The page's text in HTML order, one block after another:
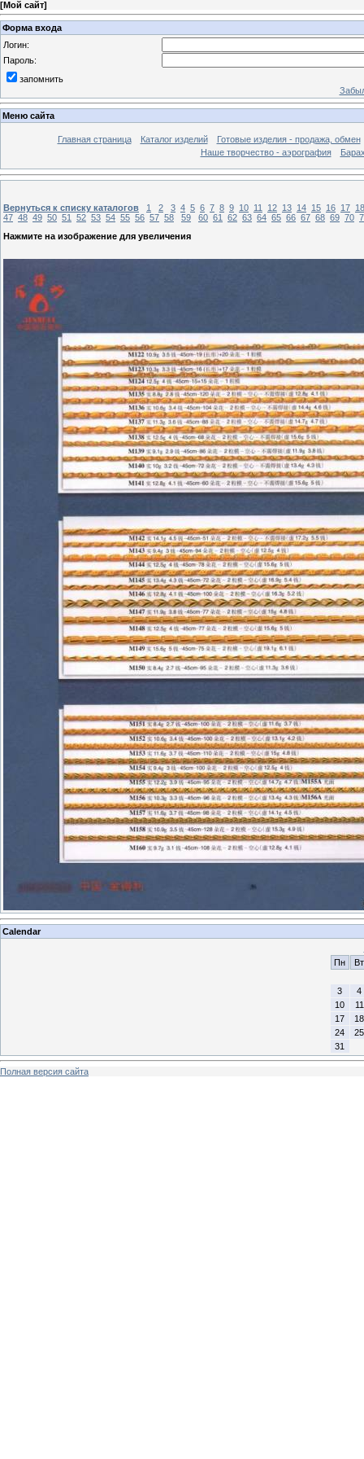
[Мой сайт]
Форма входа
Логин:
Пароль:
запомнить
Меню сайта
Главная страница Каталог изделий
Готовые изделия - продажа, обмен
Наше творчество - аэрография
Вернуться к списку каталогов 1 2 3 4 5 6 7 8 9 10 11 12 13 14 15 16 17 18
47 48 49 50 51 52 53 54 55 56 57 58 59 60 61 62 63 64 65 66 67 68 69 70
Нажмите на изображение для увеличения
Calendar
Пн
Вт
3
4
10
11
17
18
24
25
31
Полная версия сайта